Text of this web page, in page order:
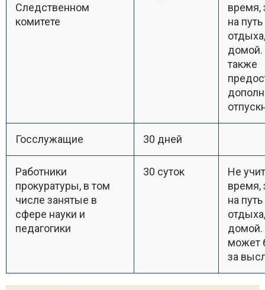
Следственном
комитете
время,
на
также
Госслужащие 30 дней
Работники
прокуратуры, в том
числе занятые в
сфере науки и
педагогики
30 суток
Не
время,
на
может
за